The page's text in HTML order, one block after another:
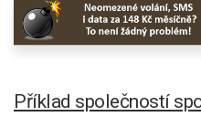
Příklad společností